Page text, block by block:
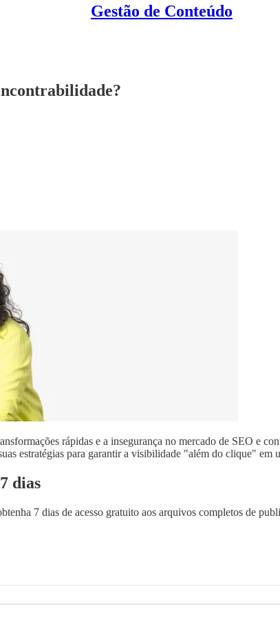
Gestão de Conteúdo
rápidas e a insegurança no mercado de SEO e
estratégias para garantir a visibilidade "além do clique"
dias
7 dias de acesso gratuito aos arquivos completos de